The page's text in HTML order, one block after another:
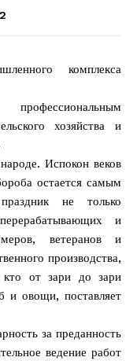
комплекса
профессиональным
хозяйства и
Испокон веков
остается самым
не только
и
ветеранов и
производства,
от зари до зари
и овощи, поставляет
за преданность
ведение работ